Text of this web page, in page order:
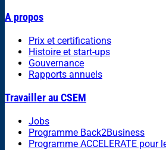
A propos
Prix et certifications
Histoire et start-ups
Gouvernance
Rapports annuels
Travailler au CSEM
Jobs
Programme Back2Business
Programme ACCELERATE pour